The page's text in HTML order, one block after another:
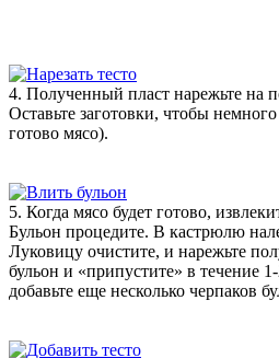
4. Полученный пласт нарежьте на
Оставьте заготовки, чтобы
готово мясо).
5. Когда мясо будет готово,
Бульон процедите. В кастрюлю
Луковицу очистите, и нарежьте
бульон и «припустите» в течение
добавьте еще несколько черпаков